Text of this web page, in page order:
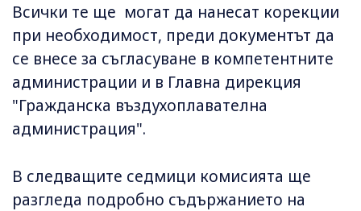
Всички те ще могат да нанесат корекции
при необходимост, преди документът да
се внесе за съгласуване в компетентните
администрации и в Главна дирекция
"Гражданска въздухоплавателна
администрация".
В следващите седмици комисията ще
разгледа подробно съдържанието на